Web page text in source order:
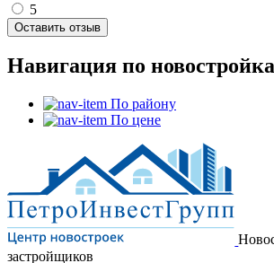
5
Оставить отзыв
Навигация по
По району
По цене
застройщиков